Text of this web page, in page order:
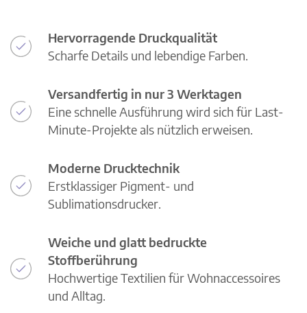
Hervorragende Druckqualität
Scharfe Details und lebendige Farben.
Versandfertig in nur 3 Werktagen
Eine schnelle Ausführung wird sich für Last-
Minute-Projekte als nützlich erweisen.
Moderne Drucktechnik
Erstklassiger Pigment- und
Sublimationsdrucker.
Weiche und glatt bedruckte
Stoffberührung
Hochwertige Textilien für Wohnaccessoires
und Alltag.